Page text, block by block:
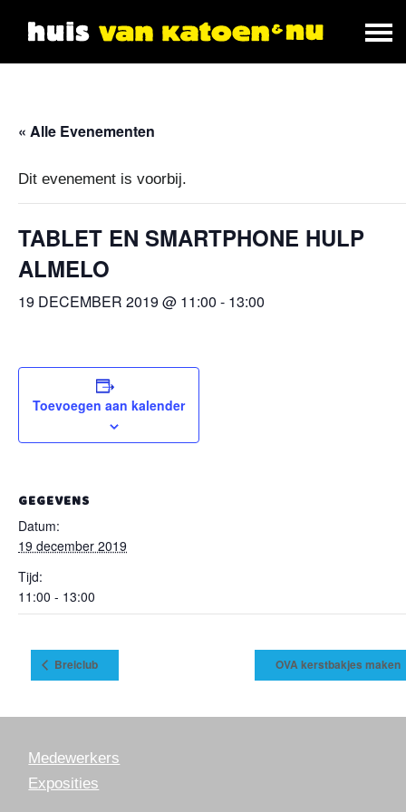
« Alle Evenementen
Dit evenement is voorbij.
TABLET EN SMARTPHONE HULP
ALMELO
19 DECEMBER 2019 @ 11:00 - 13:00
Toevoegen aan kalender
GEGEVENS
Datum:
19 december 2019
Tijd:
11:00 - 13:00
Breiclub OVA kerstbakjes maken
Medewerkers
Exposities